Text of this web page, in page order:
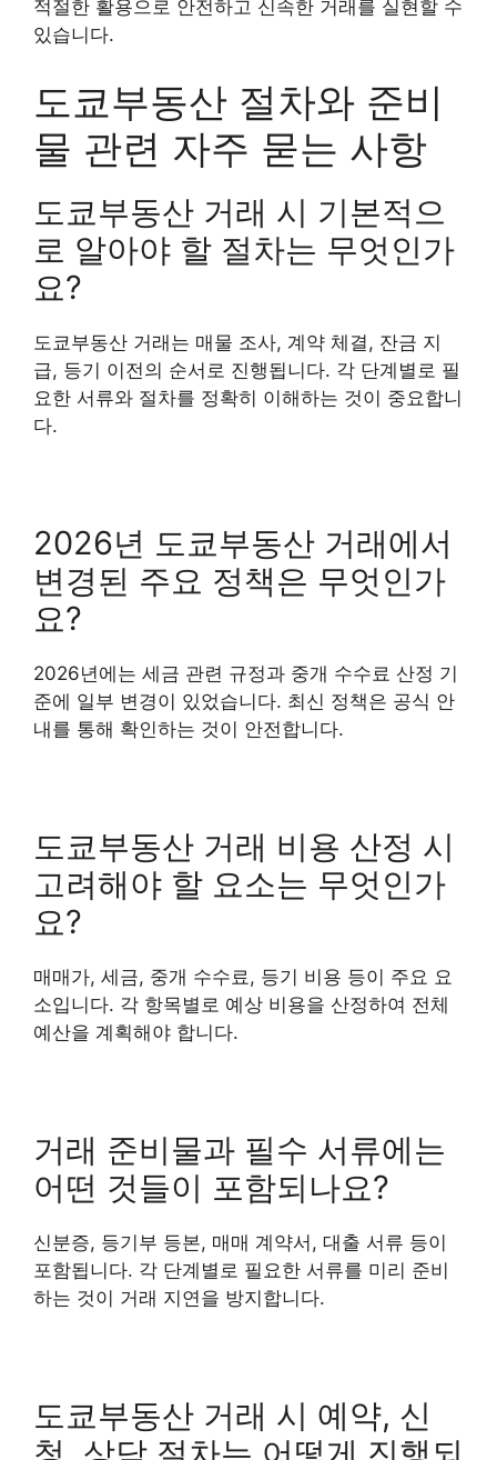
적절한 활용으로 안전하고 신속한 거래를 실현할 수
있습니다.
도쿄부동산 절차와 준비
물 관련 자주 묻는 사항
도쿄부동산 거래 시 기본적으
로 알아야 할 절차는 무엇인가
요?
도쿄부동산 거래는 매물 조사, 계약 체결, 잔금 지
급, 등기 이전의 순서로 진행됩니다. 각 단계별로 필
요한 서류와 절차를 정확히 이해하는 것이 중요합니
다.
2026년 도쿄부동산 거래에서
변경된 주요 정책은 무엇인가
요?
2026년에는 세금 관련 규정과 중개 수수료 산정 기
준에 일부 변경이 있었습니다. 최신 정책은 공식 안
내를 통해 확인하는 것이 안전합니다.
도쿄부동산 거래 비용 산정 시
고려해야 할 요소는 무엇인가
요?
매매가, 세금, 중개 수수료, 등기 비용 등이 주요 요
소입니다. 각 항목별로 예상 비용을 산정하여 전체
예산을 계획해야 합니다.
거래 준비물과 필수 서류에는
어떤 것들이 포함되나요?
신분증, 등기부 등본, 매매 계약서, 대출 서류 등이
포함됩니다. 각 단계별로 필요한 서류를 미리 준비
하는 것이 거래 지연을 방지합니다.
도쿄부동산 거래 시 예약, 신